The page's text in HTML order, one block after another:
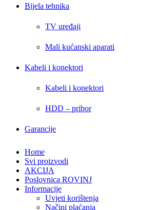
Bijela tehnika
TV uređaji
Mali kućanski aparati
Kabeli i konektori
Kabeli i konektori
HDD – pribor
Garancije
Home
Svi proizvodi
AKCIJA
Poslovnica ROVINJ
Informacije
Uvjeti korištenja
Načini plaćanja